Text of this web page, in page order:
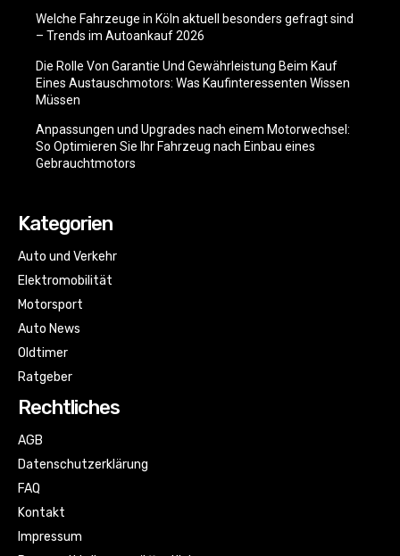
Welche Fahrzeuge in Köln aktuell besonders gefragt sind
– Trends im Autoankauf 2026
Die Rolle Von Garantie Und Gewährleistung Beim Kauf
Eines Austauschmotors: Was Kaufinteressenten Wissen
Müssen
Anpassungen und Upgrades nach einem Motorwechsel:
So Optimieren Sie Ihr Fahrzeug nach Einbau eines
Gebrauchtmotors
Kategorien
Auto und Verkehr
Elektromobilität
Motorsport
Auto News
Oldtimer
Ratgeber
Rechtliches
AGB
Datenschutzerklärung
FAQ
Kontakt
Impressum